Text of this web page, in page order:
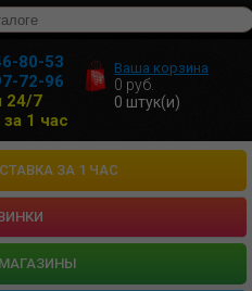
80-53
72-96
24/7
1 час
Ваша корзина
0 руб.
0 штук(и)
ЗА 1 ЧАС